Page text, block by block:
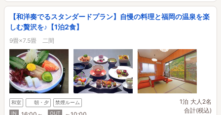
【和洋奏でるスタンダードプラン】自慢の料理と福岡の温泉を楽
しむ贅沢を♪【1泊2食】
9畳×7.5畳 二間
和室 朝・夕
禁煙ルーム
IN
OUT
1泊 大人2名
合計(税込)